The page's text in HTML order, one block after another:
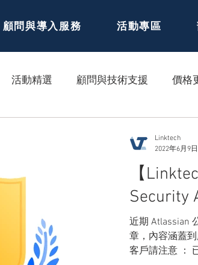
顧問與導入服務 活動專區
活動精選 顧問與技術支援 價格
【
Security
近期 Atlassian
章，內容涵蓋
客戶請注意 ：
Linktech
2022年6月9日